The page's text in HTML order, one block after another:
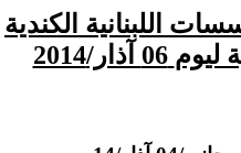
اللبنانية الكندية
ليوم 06 آذار/2014